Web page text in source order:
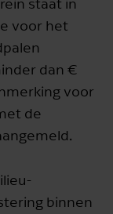
staat in
voor het
dan €
voor
de
binnen